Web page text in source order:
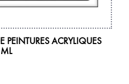
PEINTURES ACRYLIQUES